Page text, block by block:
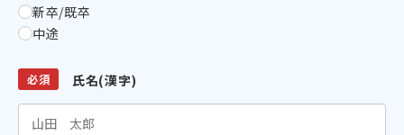
新卒/既卒
中途
必須 氏名(漢字)